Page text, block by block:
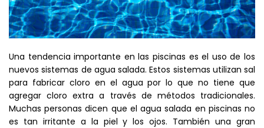
Una tendencia importante en las piscinas es el uso de los
nuevos sistemas de agua salada. Estos sistemas utilizan sal
para fabricar cloro en el agua por lo que no tiene que
agregar cloro extra a través de métodos tradicionales.
Muchas personas dicen que el agua salada en piscinas no
es tan irritante a la piel y los ojos. También una gran